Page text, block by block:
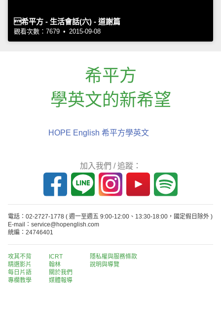
希平方 - 生活會話(六) - 道謝篇
觀看次數：7679 • 2015-09-08
希平方
學英文的新希望
HOPE English 希平方學英文
加入我們 / 追蹤：
電話：02-2727-1778 ( 週一至週五 9:00-12:00、13:30-18:00，國定假日除外 )
E-mail：service@hopenglish.com
統編：24746401
攻其不背
精選影片
每日片語
專欄教學
ICRT
翰林
關於我們
媒體報導
隱私權與服務條款
說明與導覽